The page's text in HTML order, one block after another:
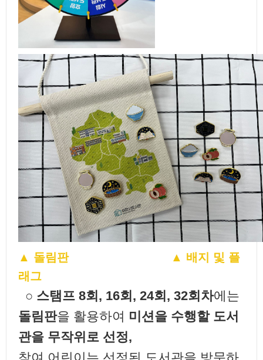
▲ 돌림판 ▲ 배지 및 플
래그
○ 스탬프 8회, 16회, 24회, 32회차에는
돌림판을 활용하여 미션을 수행할 도서
관을 무작위로 선정,